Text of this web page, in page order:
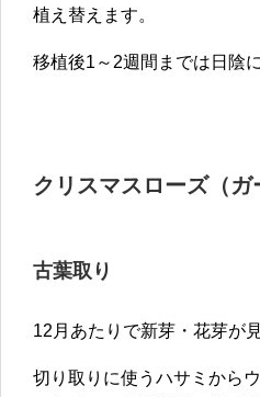
植え替えます。
移植後1～2週間までは日陰
クリスマスローズ（
古葉取り
12月あたりで新芽・花芽が
切り取りに使うハサミから